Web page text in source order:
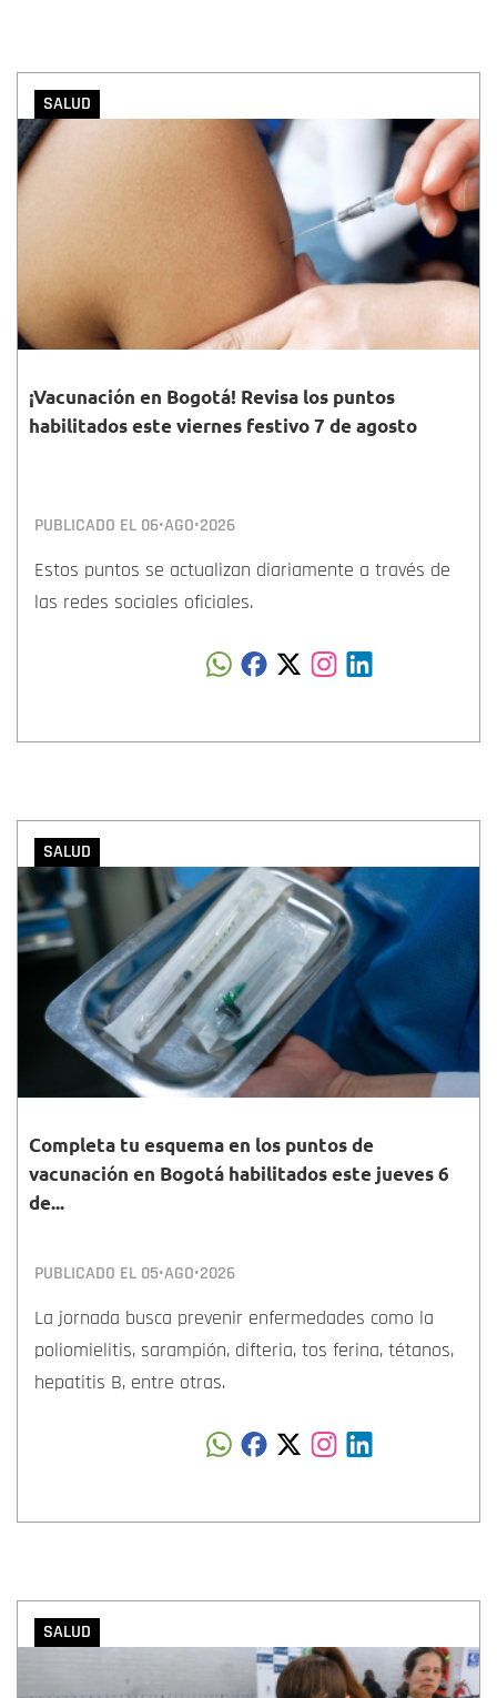
SALUD
¡Vacunación en Bogotá! Revisa los puntos
habilitados este viernes festivo 7 de agosto
PUBLICADO EL 06•AGO•2026
Estos puntos se actualizan diariamente a través de
las redes sociales oficiales.
SALUD
Completa tu esquema en los puntos de
vacunación en Bogotá habilitados este jueves 6
de...
PUBLICADO EL 05•AGO•2026
La jornada busca prevenir enfermedades como la
poliomielitis, sarampión, difteria, tos ferina, tétanos,
hepatitis B, entre otras.
SALUD